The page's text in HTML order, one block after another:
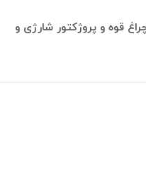
قوه و پروژکتور شارژی و